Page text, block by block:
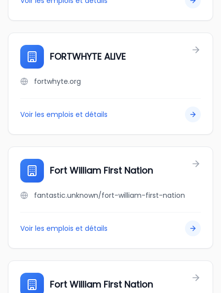
FORTWHYTE ALIVE
fortwhyte.org
Voir les emplois et détails
Fort William First Nation
fantastic.unknown/fort-william-first-nation
Voir les emplois et détails
Fort William First Nation